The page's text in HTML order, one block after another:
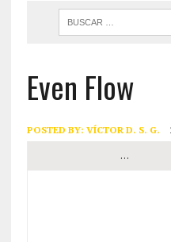
Even Flow
POSTED BY: VÍCTOR D. S. G.
…